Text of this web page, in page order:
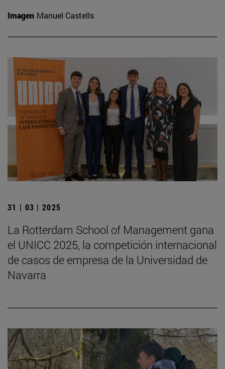
Imagen Manuel Castells
31 | 03 | 2025
La Rotterdam School of Management gana
el UNICC 2025, la competición internacional
de casos de empresa de la Universidad de
Navarra